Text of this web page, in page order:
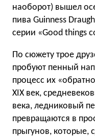
наоборот) вышел
пива Guinness
серии «Good things
По сюжету трое
пробуют пенный
процесс их
XIX век,
века, ледниковый
превращаются в
прыгунов, которые,